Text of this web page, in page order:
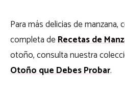
Para más delicias de
completa deRecetas de
otoño, consulta nuestra
Otoño que Debes Probar.